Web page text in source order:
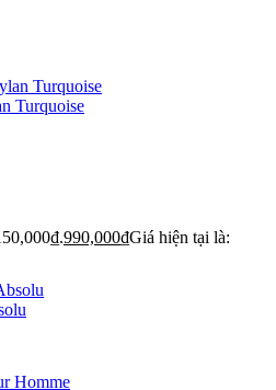
Turquoise
990,000₫Giá hiện tại là: